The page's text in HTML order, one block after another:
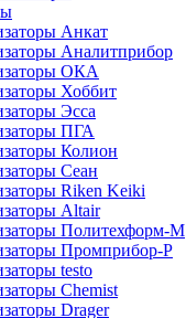
Анкат
Аналитприбор
ОКА
Хоббит
Эсса
ПГА
Колион
Сеан
Riken Keiki
Altair
Политехформ-М
Промприбор-Р
testo
Chemist
Drager